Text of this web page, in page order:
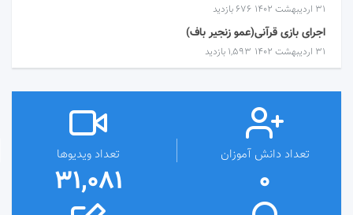
۳۱ اردیبهشت ۱۴۰۲ 676 بازدید
اجرای بازی قرآنی(عمو زنجیر باف)
۳۱ اردیبهشت ۱۴۰۲ 1,593 بازدید
تعداد دانش آموزان
0
تعداد ویدیوها
31,081